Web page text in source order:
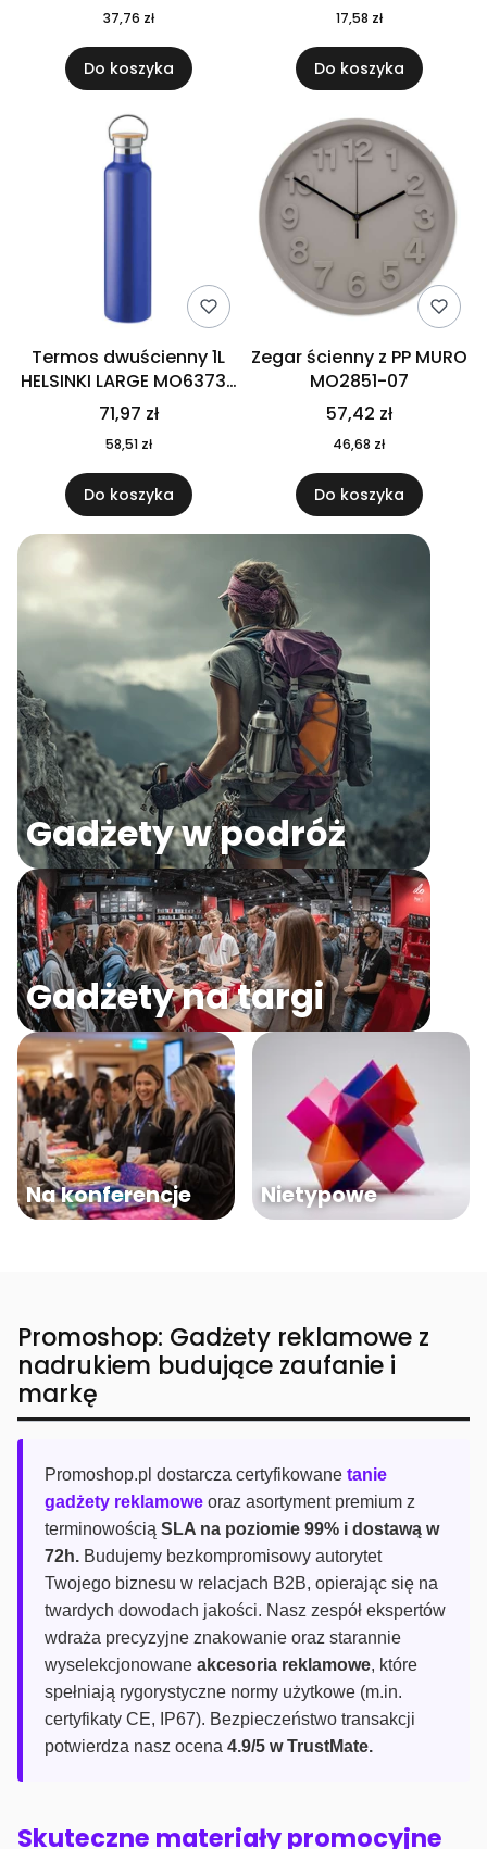
recyklingu 520 ml 94294
37,76 zł
Do koszyka
17,58 zł
Do koszyka
Termos dwuścienny 1L
HELSINKI LARGE MO6373-
04
71,97 zł
58,51 zł
Do koszyka
Zegar ścienny z PP MURO
MO2851-07
57,42 zł
46,68 zł
Do koszyka
Gadżety w podróż
Gadżety na targi
Na konferencje Nietypowe
Promoshop: Gadżety reklamowe z
nadrukiem budujące zaufanie i
markę
Promoshop.pl dostarcza certyfikowane tanie
gadżety reklamowe oraz asortyment premium z
terminowością SLA na poziomie 99% i dostawą w
72h. Budujemy bezkompromisowy autorytet
Twojego biznesu w relacjach B2B, opierając się na
twardych dowodach jakości. Nasz zespół ekspertów
wdraża precyzyjne znakowanie oraz starannie
wyselekcjonowane akcesoria reklamowe, które
spełniają rygorystyczne normy użytkowe (m.in.
certyfikaty CE, IP67). Bezpieczeństwo transakcji
potwierdza nasz ocena 4.9/5 w TrustMate.
Skuteczne materiały promocyjne